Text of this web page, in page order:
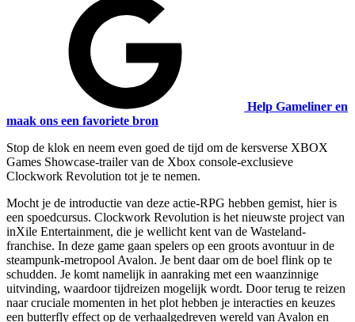
Help Gameliner en
maak ons een favoriete bron
Stop de klok en neem even goed de tijd om de kersverse XBOX
Games Showcase-trailer van de Xbox console-exclusieve
Clockwork Revolution tot je te nemen.
Mocht je de introductie van deze actie-RPG hebben gemist, hier is
een spoedcursus. Clockwork Revolution is het nieuwste project van
inXile Entertainment, die je wellicht kent van de Wasteland-
franchise. In deze game gaan spelers op een groots avontuur in de
steampunk-metropool Avalon. Je bent daar om de boel flink op te
schudden. Je komt namelijk in aanraking met een waanzinnige
uitvinding, waardoor tijdreizen mogelijk wordt. Door terug te reizen
naar cruciale momenten in het plot hebben je interacties en keuzes
een butterfly effect op de verhaalgedreven wereld van Avalon en